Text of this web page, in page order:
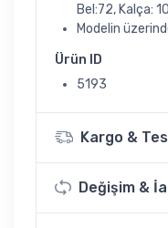
Bel:72, Kalça:
Modelin
Ürün ID
5193
Kargo &
Değişim &